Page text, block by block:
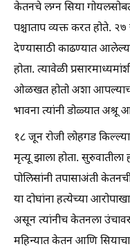
केतनचे लग्न सिया
पश्चाताप व्यक्त करत होते.
देण्यासाठी काढण्यात
होता. त्यावेळी
ओळखत होतो अशा आपल्याच
भावना त्यांनी डोळ्यात अश्रू
१८ जून रोजी लोहगड
मृत्यू झाला होता.
पोलिसांनी तपासाअंती
या दोघांना हत्येच्या
असून त्यांनीच केतनला
महिन्यात केतन आणि